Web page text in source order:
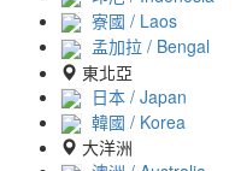
寮國 / Laos
孟加拉 / Bengal
東北亞
日本 / Japan
韓國 / Korea
大洋洲